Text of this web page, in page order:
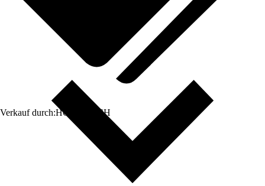
Verkauf durch:HORNBACH